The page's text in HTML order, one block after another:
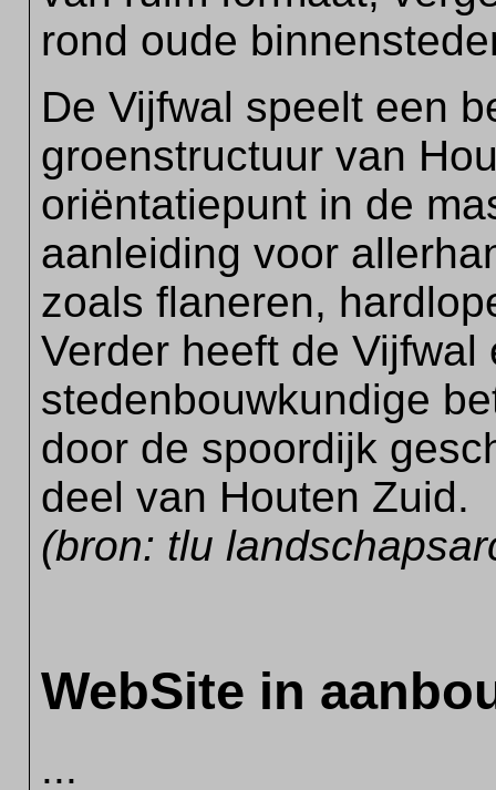
rond oude
De Vijfwal speelt een
groenstructuur van
oriëntatiepunt in de
aanleiding voor
zoals flaneren,
Verder heeft de Vijfwal
stedenbouwkundige
door de spoordijk
deel van Houten Zuid.
(bron: tlu
WebSite in
...